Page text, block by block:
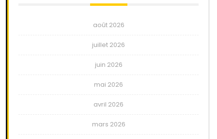
août 2026
juillet 2026
juin 2026
mai 2026
avril 2026
mars 2026